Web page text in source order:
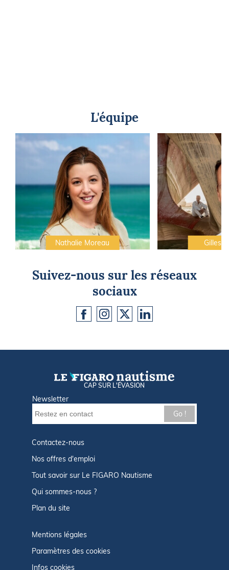
L'équipe
Nathalie Moreau Gilles
Suivez-nous sur les réseaux
sociaux
CAP SUR L'ÉVASION
Newsletter
Go !
Contactez-nous
Nos offres d'emploi
Tout savoir sur Le FIGARO Nautisme
Qui sommes-nous ?
Plan du site
Mentions légales
Paramètres des cookies
Infos cookies